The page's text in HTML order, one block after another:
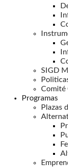
SIGD
Comité
Programas
Plazas